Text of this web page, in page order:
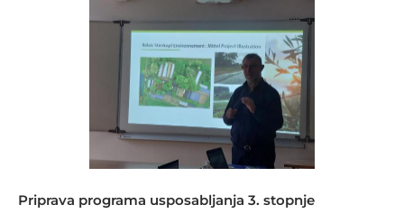
Priprava programa usposabljanja 3. stopnje